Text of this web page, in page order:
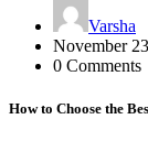
Varsha
November
0 Comments
How to Choose the